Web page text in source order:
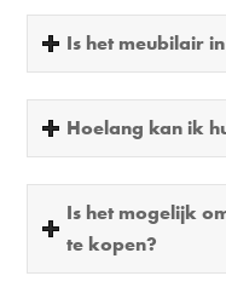
Is het meubilair
Hoelang kan ik
Is het mogelijk
te kopen?